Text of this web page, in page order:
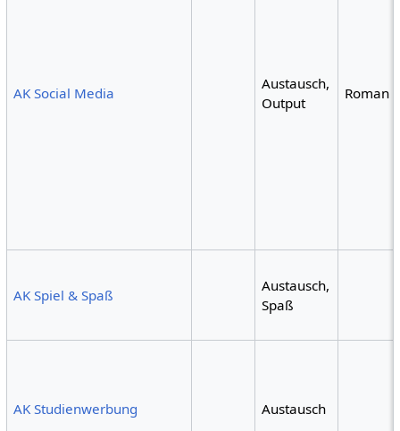
AK Social Media
Austausch,
Output
Roman
AK Spiel & Spaß
Austausch,
Spaß
AK Studienwerbung Austausch